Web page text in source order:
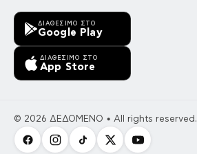
ΔΙΑΘΈΣΙΜΟ ΣΤΟ
Google Play
ΔΙΑΘΈΣΙΜΟ ΣΤΟ
App Store
© 2026 ΔΕΔΟΜΕΝΟ • All rights reserved.